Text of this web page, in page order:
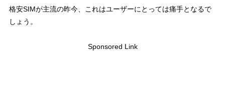
格安SIMが主流の昨今、これはユーザーにとっては痛手となるで
しょう。
Sponsored Link